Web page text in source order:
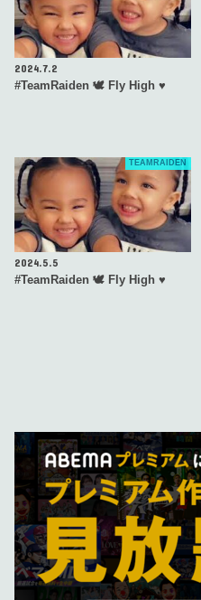
2024.7.2
#TeamRaiden 🕊 Fly High ♥️
TEAMRAIDEN
2024.5.5
#TeamRaiden 🕊 Fly High ♥️